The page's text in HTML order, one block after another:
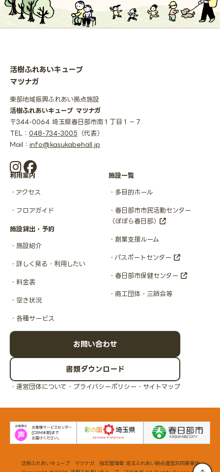
活樹ふれあいキューブ
マツナガ
東部地域振興ふれあい拠点施設
活樹ふれあいキューブ マツナガ
〒344-0064 埼玉県春日部市南１丁目１−７
TEL： 048-734-3005 （代表）
Mail： info@kasukabehall.jp
利用案内
アクセス
フロアガイド
施設貸出・予約
施設紹介
詳しく見る・利用したい
料金表
空き状況
各種サービス
施設一覧
多目的ホール
春日部市市民活動センター
（ぽぽら春日部）
創業支援ルーム
パスポートセンター
春日部市保健センター
商工団体・三師会等
お問い合わせ
書類ダウンロード
運営団体について プライバシーポリシー サイトマップ
活樹ふれあいキューブ マツナガ 指定管理者 埼玉ふれあい拠点運営共同事業体